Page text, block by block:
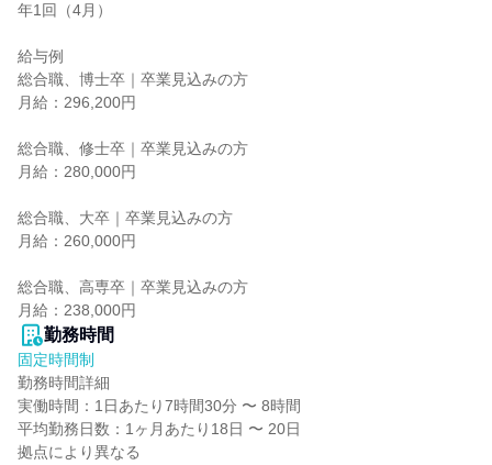
年1回（4月）
給与例
総合職、博士卒｜卒業見込みの方
月給：296,200円
総合職、修士卒｜卒業見込みの方
月給：280,000円
総合職、大卒｜卒業見込みの方
月給：260,000円
総合職、高専卒｜卒業見込みの方
月給：238,000円
勤務時間
固定時間制
勤務時間詳細
実働時間：1日あたり7時間30分 〜 8時間
平均勤務日数：1ヶ月あたり18日 〜 20日
拠点により異なる